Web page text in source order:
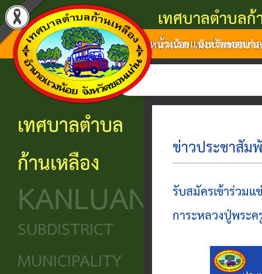
เทศบาลตำบลก้
แวงน้อย จังหวัดขอนแก่น
หน้าแรกแนะนำเทศบา
แนะนำ
เทศบาล
ความ
เป็นมา
ข้อมูล
พื้น
ฐาน
งาน
บริการ
ประชาชน
บริการ
ประชาชน
ศูนย์ช่วย
โครงสร้าง
องค์กร
เทศบาล
โครงสร้าง
นิติบัญญัติ
โครงสร้าง
ศูนย์
ข้อมูล
ข่าวสาร
และ
แผน
งาน
ติดต่อ
ข้อมูล
ติดต่อ
แจ้ง
ความ
เดือด
ร้อน
ร้อง
เทศบาลตำบล
ก้านเหลือง
KANLUANG
SUBDISTRICT
MUNICIPALITY
ข่าวประชาสัม
รับสมัครเข้าร่วม
การะหลวงปู่พระ